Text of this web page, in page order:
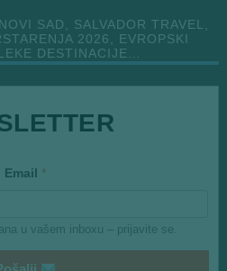
SAD, SALVADOR TRAVEL,
2026, EVROPSKI
DESTINACIJE…
m
a
E
Email *
u vašem inboxu – prijavite se.